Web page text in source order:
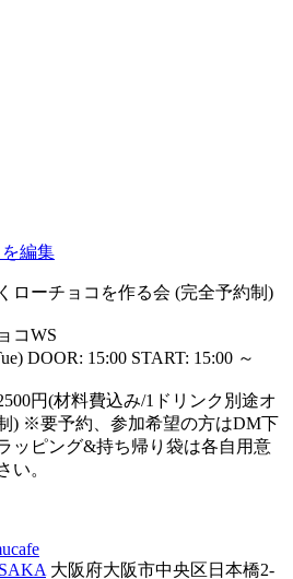
編集
ローチョコを作る会 (完全予約制)
コWS
DOOR: 15:00 START: 15:00 ～
円(材料費込み/1ドリンク別途オ
) ※要予約、参加希望の方はDM下
ッピング&持ち帰り袋は各自用意
い。
大阪府大阪市中央区日本橋2-